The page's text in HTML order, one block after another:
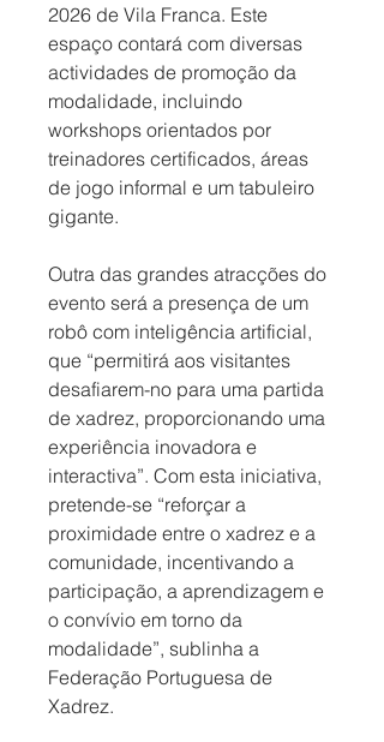
2026 de Vila Franca. Este
espaço contará com diversas
actividades de promoção da
modalidade, incluindo
workshops orientados por
treinadores certificados, áreas
de jogo informal e um tabuleiro
gigante.
Outra das grandes atracções do
evento será a presença de um
robô com inteligência artificial,
que “permitirá aos visitantes
desafiarem-no para uma partida
de xadrez, proporcionando uma
experiência inovadora e
interactiva”. Com esta iniciativa,
pretende-se “reforçar a
proximidade entre o xadrez e a
comunidade, incentivando a
participação, a aprendizagem e
o convívio em torno da
modalidade”, sublinha a
Federação Portuguesa de
Xadrez.